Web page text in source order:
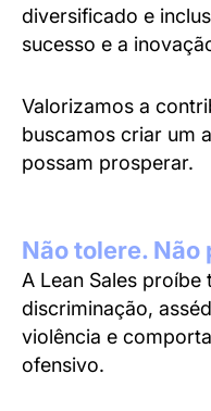
diversificado e
sucesso e a
Valorizamos a
buscamos criar um
possam prosperar.
Não tolere.
A Lean Sales
discriminação,
violência e
ofensivo.